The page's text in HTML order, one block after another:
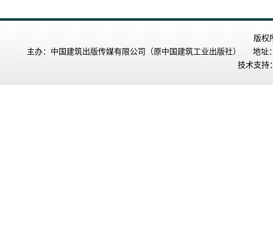
版权
主办：中国建筑出版传媒有限公司（原中国建筑工业出版社） 地
技术支持